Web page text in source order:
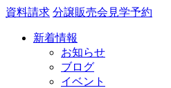
資料請求 分譲販売会見学予約
新着情報
お知らせ
ブログ
イベント